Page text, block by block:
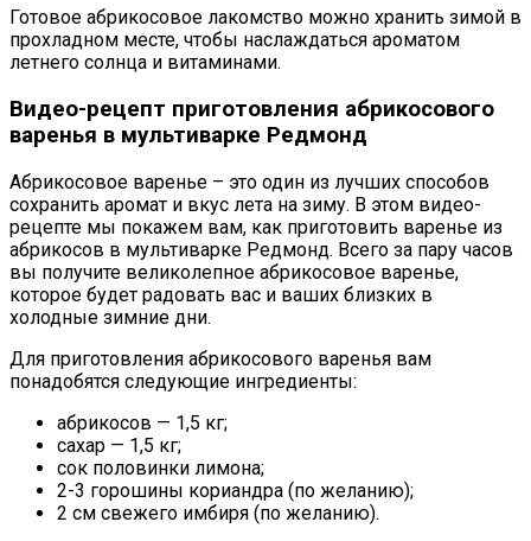
Готовое абрикосовое лакомство можно хранить зимой в
прохладном месте, чтобы наслаждаться ароматом
летнего солнца и витаминами.
Видео-рецепт приготовления абрикосового
варенья в мультиварке Редмонд
Абрикосовое варенье – это один из лучших способов
сохранить аромат и вкус лета на зиму. В этом видео-
рецепте мы покажем вам, как приготовить варенье из
абрикосов в мультиварке Редмонд. Всего за пару часов
вы получите великолепное абрикосовое варенье,
которое будет радовать вас и ваших близких в
холодные зимние дни.
Для приготовления абрикосового варенья вам
понадобятся следующие ингредиенты:
абрикосов — 1,5 кг;
сахар — 1,5 кг;
сок половинки лимона;
2-3 горошины кориандра (по желанию);
2 см свежего имбиря (по желанию).